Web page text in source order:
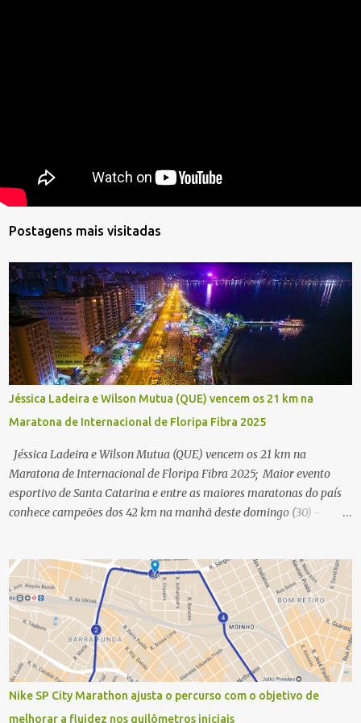
Postagens mais visitadas
Jéssica Ladeira e Wilson Mutua (QUE) vencem os 21 km na
Maratona de Internacional de Floripa Fibra 2025
Jéssica Ladeira e Wilson Mutua (QUE) vencem os 21 km na
Maratona de Internacional de Floripa Fibra 2025; Maior evento
esportivo de Santa Catarina e entre as maiores maratonas do país
conhece campeões dos 42 km na manhã deste domingo (30) -
Floripa Fibra 2025. Na manhã deste sábado (30) foram conhecidos
os campeões dos 21 km do maior evento esportivo de Santa
Catarina. A mineira Jessica Ladeira e o queniano Wilson Mutua
foram os vencedores da meia maratona, ambos com a quebra de
recorde da prova. Neste domingo (31) será a vez da prova principal,
os 42,195 km da maratona, além da corrida de 5 KM. As largadas,
na Avenida Beira-Mar Norte, em Florianópolis, na altura do
Trapiche, começam às 5h10. Entre as maiores maratonas
Nike SP City Marathon ajusta o percurso com o objetivo de
melhorar a fluidez nos quilômetros iniciais